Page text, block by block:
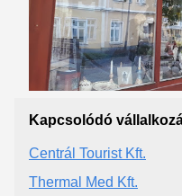
Kapcsolódó
Centrál Tourist Kft.
Thermal Med Kft.